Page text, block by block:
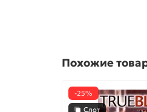
Похожие
-25%
Слот